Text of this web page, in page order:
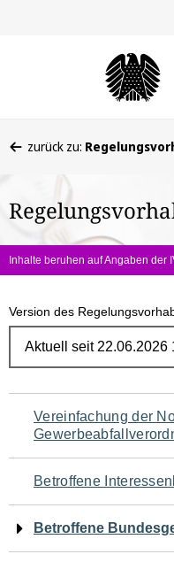
befinden
hier:
zurück zu:
Inhalte beruhen auf Angaben der
Version des
Navigation
für
den
Seiteninhalt
Vereinfachung der
Betroffene
Betroffene